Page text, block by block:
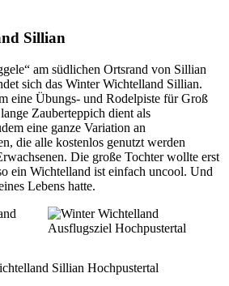
Sillian
am südlichen Ortsrand von Sillian
sich das Winter Wichtelland Sillian.
eine Übungs- und Rodelpiste für Groß
Zauberteppich dient als
eine ganze Variation an
die alle kostenlos genutzt werden
Die große Tochter wollte erst
ein Wichtelland ist einfach uncool. Und
Lebens hatte.